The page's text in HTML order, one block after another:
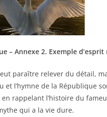
– Annexe 2. Exemple
paraître relever du détail,
et l’hymne de la République
en rappelant l’histoire du
qui a la vie dure.